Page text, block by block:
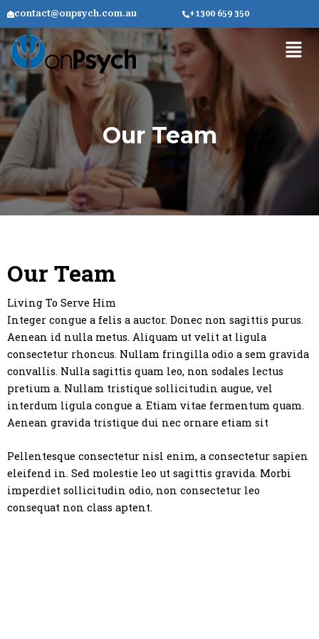
Skip
to
content
contact@onpsych.com.au +1300 659 350
Our Team
Our Team
Living To Serve Him
Integer congue a felis a auctor. Donec non sagittis purus.
Aenean id nulla metus. Aliquam ut velit at ligula
consectetur rhoncus. Nullam fringilla odio a sem gravida
convallis. Nulla sagittis quam leo, non sodales lectus
pretium a. Nullam tristique sollicitudin augue, vel
interdum ligula congue a. Etiam vitae fermentum quam.
Aenean gravida tristique dui nec ornare etiam sit
Pellentesque consectetur nisl enim, a consectetur sapien
eleifend in. Sed molestie leo ut sagittis gravida. Morbi
imperdiet sollicitudin odio, non consectetur leo
consequat non class aptent.